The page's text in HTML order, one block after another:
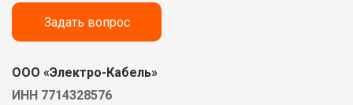
Задать вопрос
ООО «Электро-Кабель»
ИНН 7714328576